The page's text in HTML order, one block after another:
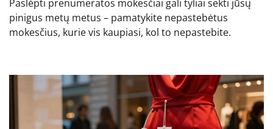
Paslėpti prenumeratos mokesčiai gali tyliai sekti jūsų
pinigus metų metus – pamatykite nepastebėtus
mokesčius, kurie vis kaupiasi, kol to nepastebite.